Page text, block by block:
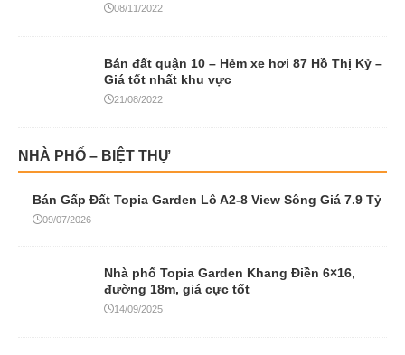
08/11/2022
Bán đất quận 10 – Hẻm xe hơi 87 Hồ Thị Kỷ –
Giá tốt nhất khu vực
21/08/2022
NHÀ PHỐ – BIỆT THỰ
Bán Gấp Đất Topia Garden Lô A2-8 View Sông Giá 7.9 Tỷ
09/07/2026
Nhà phố Topia Garden Khang Điền 6×16,
đường 18m, giá cực tốt
14/09/2025